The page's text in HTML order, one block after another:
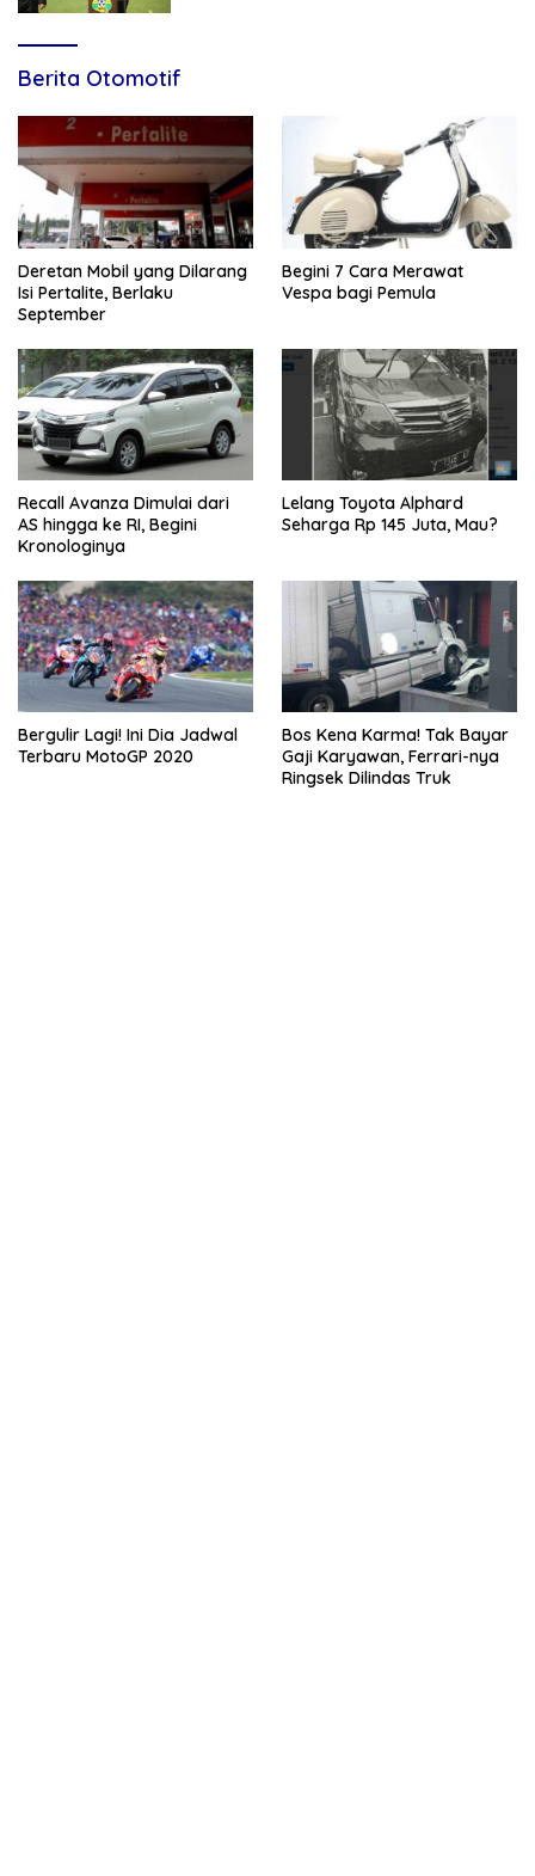
Berita Otomotif
Deretan Mobil yang Dilarang
Isi Pertalite, Berlaku
September
Begini 7 Cara Merawat
Vespa bagi Pemula
Recall Avanza Dimulai dari
AS hingga ke RI, Begini
Kronologinya
Lelang Toyota Alphard
Seharga Rp 145 Juta, Mau?
Bergulir Lagi! Ini Dia Jadwal
Terbaru MotoGP 2020
Bos Kena Karma! Tak Bayar
Gaji Karyawan, Ferrari-nya
Ringsek Dilindas Truk